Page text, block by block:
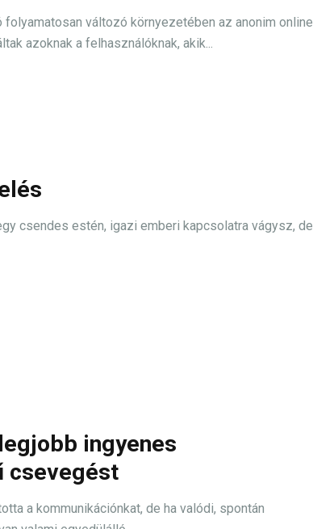
változó környezetében az anonim online
azoknak a felhasználóknak, akik...
csendes estén, igazi emberi kapcsolatra vágysz, de
ingyenes
csevegést
a kommunikációnkat, de ha valódi, spontán